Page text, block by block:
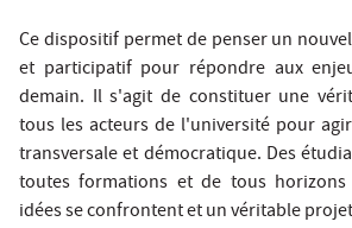
Ce dispositif permet de penser un
et participatif pour répondre aux
demain. Il s'agit de constituer une
tous les acteurs de l'université pour
transversale et démocratique. Des
toutes formations et de tous
idées se confrontent et un véritable